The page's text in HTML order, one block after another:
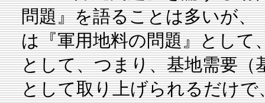
問題』を語ることは多いが、
は『軍用地料の問題』として
として、つまり、基地需要（
として取り上げられるだけ